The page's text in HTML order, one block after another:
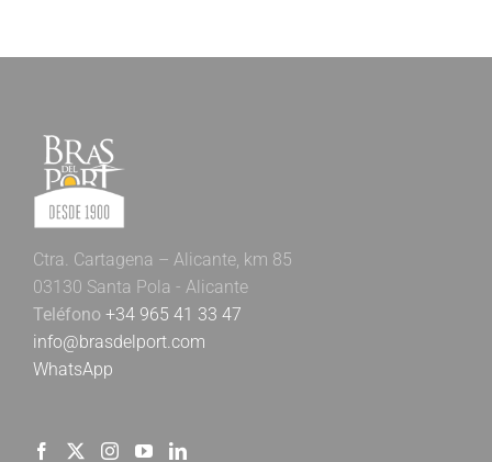
Ctra. Cartagena – Alicante, km 85
03130 Santa Pola - Alicante
Teléfono +34 965 41 33 47
info@brasdelport.com
WhatsApp